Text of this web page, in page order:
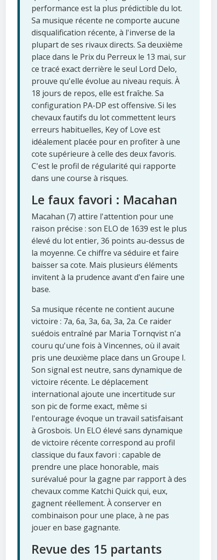
performance est la plus prédictible du lot.
Sa musique récente ne comporte aucune
disqualification récente, à l'inverse de la
plupart de ses rivaux directs. Sa deuxième
place dans le Prix du Perreux le 13 mai, sur
ce tracé exact derrière le seul Lord Delo,
prouve qu'elle évolue au niveau requis. À
18 jours de repos, elle est fraîche. Sa
configuration PA-DP est offensive. Si les
chevaux fautifs du lot commettent leurs
erreurs habituelles, Key of Love est
idéalement placée pour en profiter à une
cote supérieure à celle des deux favoris.
C'est le profil de régularité qui rapporte
dans une course à risques.
Le faux favori : Macahan
Macahan (7) attire l'attention pour une
raison précise : son ELO de 1639 est le plus
élevé du lot entier, 36 points au-dessus de
la moyenne. Ce chiffre va séduire et faire
baisser sa cote. Mais plusieurs éléments
invitent à la prudence avant d'en faire une
base.
Sa musique récente ne contient aucune
victoire : 7a, 6a, 3a, 6a, 3a, 2a. Ce raider
suédois entraîné par Maria Tornqvist n'a
couru qu'une fois à Vincennes, où il avait
pris une deuxième place dans un Groupe I.
Son signal est neutre, sans dynamique de
victoire récente. Le déplacement
international ajoute une incertitude sur
son pic de forme exact, même si
l'entourage évoque un travail satisfaisant
à Grosbois. Un ELO élevé sans dynamique
de victoire récente correspond au profil
classique du faux favori : capable de
prendre une place honorable, mais
surévalué pour la gagne par rapport à des
chevaux comme Katchi Quick qui, eux,
gagnent réellement. À conserver en
combinaison pour une place, à ne pas
jouer en base gagnante.
Revue des 15 partants